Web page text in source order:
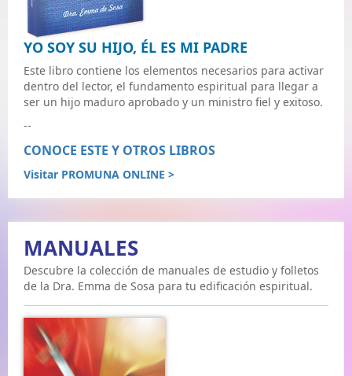
YO SOY SU HIJO, ÉL ES MI PADRE
Este libro contiene los elementos necesarios para activar
dentro del lector, el fundamento espiritual para llegar a
ser un hijo maduro aprobado y un ministro fiel y exitoso.
--
CONOCE ESTE Y OTROS LIBROS
Visitar PROMUNA ONLINE >
MANUALES
Descubre la colección de manuales de estudio y folletos
de la Dra. Emma de Sosa para tu edificación espiritual.